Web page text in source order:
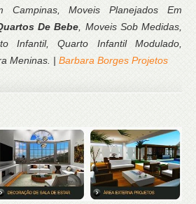
Campinas, Moveis Planejados Em
De Bebe, Moveis Sob Medidas,
Infantil, Quarto Infantil Modulado,
Meninas. | Barbara Borges Projetos